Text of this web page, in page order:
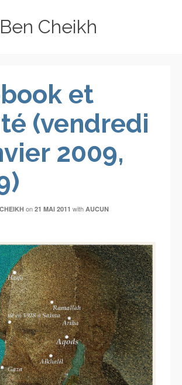
Cheikh
et
(vendredi
2009,
on 21 MAI 2011 with AUCUN